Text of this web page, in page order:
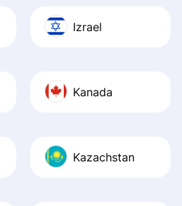
Izrael
Kanada
Kazachstan